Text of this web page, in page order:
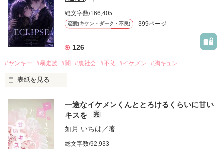
モテる人を好きになるのが怖かった。
だから私は、中学時代に大好きだった彼を自分から振った。
もう会うことはないと思っていたのに、
高校生になって再会した彼は、隣の学校で”王子様”と呼ばれる
他の女の子には冷たいのに
私にだけ昔と変わらない笑顔を向けてくる。
「澪ちゃん。」
それは止まっていた恋が再び動き始める合図──。
総文字数/166,405
恋愛(キケン・ダーク・不良) 399ページ
126
#ヤンキー #暴走族 #闇 #裏社会 #不良 #イケメン #胸キュン
表紙を見る
表紙画像はAIです
作品を読む
一途なイケメンくんととろけるくらいに甘い
キスを
完
如月 いちは ／著
総文字数/92,933